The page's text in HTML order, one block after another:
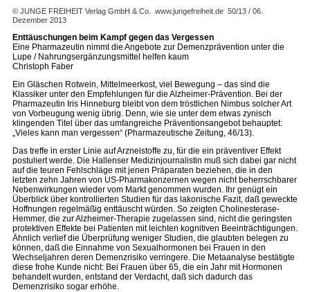
© JUNGE FREIHEIT Verlag GmbH & Co. www.jungefreiheit.de 50/13 / 06.
Dezember 2013
Enttäuschungen beim Kampf gegen das Vergessen
Eine Pharmazeutin nimmt die Angebote zur Demenzprävention unter die
Lupe / Nahrungsergänzungsmittel helfen kaum
Christoph Faber
Ein Gläschen Rotwein, Mittelmeerkost, viel Bewegung – das sind die
Klassiker unter den Empfehlungen für die Alzheimer-Prävention. Bei der
Pharmazeutin Iris Hinneburg bleibt von dem tröstlichen Nimbus solcher Art
von Vorbeugung wenig übrig. Denn, wie sie unter dem etwas zynisch
klingenden Titel über das umfangreiche Präventionsangebot behauptet:
„Vieles kann man vergessen“ (Pharmazeutische Zeitung, 46/13).
Das treffe in erster Linie auf Arzneistoffe zu, für die ein präventiver Effekt
postuliert werde. Die Hallenser Medizinjournalistin muß sich dabei gar nicht
auf die teuren Fehlschläge mit jenen Präparaten beziehen, die in den
letzten zehn Jahren von US-Pharmakonzernen wegen nicht beherrschbarer
Nebenwirkungen wieder vom Markt genommen wurden. Ihr genügt ein
Überblick über kontrollierten Studien für das lakonische Fazit, daß geweckte
Hoffnungen regelmäßig enttäuscht würden. So zeigten Cholinesterase-
Hemmer, die zur Alzheimer-Therapie zugelassen sind, nicht die geringsten
protektiven Effekte bei Patienten mit leichten kognitiven Beeinträchtigungen.
Ähnlich verlief die Überprüfung weniger Studien, die glaubten belegen zu
können, daß die Einnahme von Sexualhormonen bei Frauen in den
Wechseljahren deren Demenzrisiko verringere. Die Metaanalyse bestätigte
diese frohe Kunde nicht: Bei Frauen über 65, die ein Jahr mit Hormonen
behandelt wurden, entstand der Verdacht, daß sich dadurch das
Demenzrisiko sogar erhöhe.